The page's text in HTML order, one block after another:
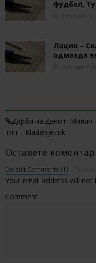
фудбал,
февруари 7,
Лацио –
одмазда
ноември 6,
Дерби на денот: Милан
тип – Kladenje.mk
Оставете коментар
Default Comments (1)
Your email address will not
Comment